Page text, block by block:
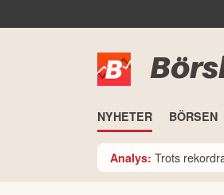
NYHETER BÖRSEN
Analys: Trots